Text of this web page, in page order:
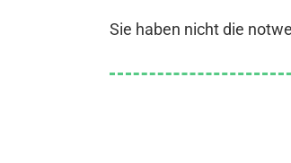
Sie haben nicht die